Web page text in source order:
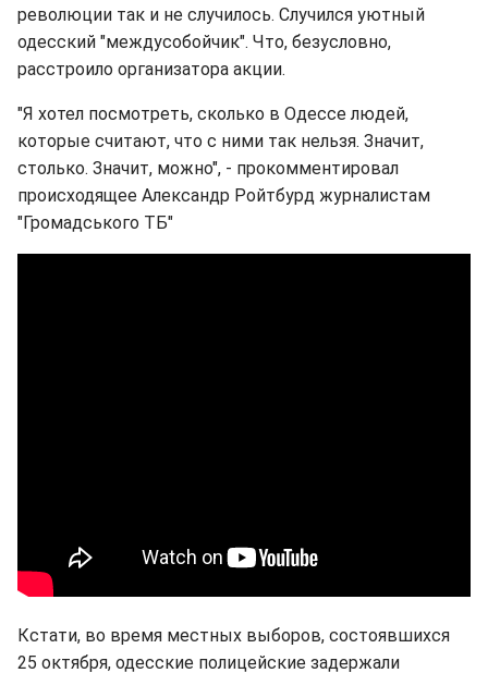
революции так и не случилось. Случился уютный
одесский "междусобойчик". Что, безусловно,
расстроило организатора акции.
"Я хотел посмотреть, сколько в Одессе людей,
которые считают, что с ними так нельзя. Значит,
столько. Значит, можно", - прокомментировал
происходящее Александр Ройтбурд журналистам
"Громадського ТБ"
Кстати, во время местных выборов, состоявшихся
25 октября, одесские полицейские задержали